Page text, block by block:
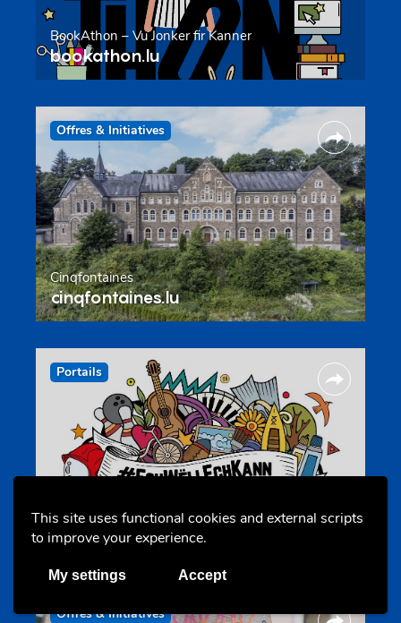
This site uses functional cookies and external scripts
to improve your experience.
My settings Accept
BookAthon – Vu Jonker fir Kanner
bookathon.lu
Offres & Initiatives
Cinqfontaines
cinqfontaines.lu
Portails
Annuaire d’activités pour jeunes
echwellechkann.lu
Offres & Initiatives